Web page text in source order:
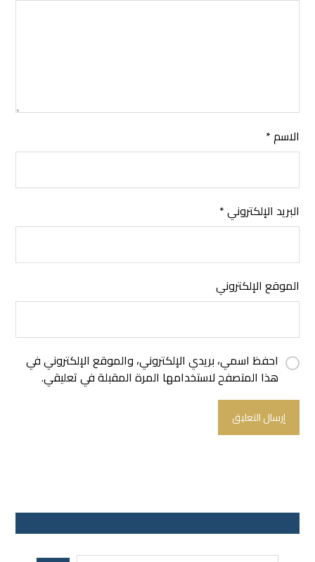
الاسم*
البريد الإلكتروني*
الموقع الإلكتروني
احفظ اسمي، بريدي الإلكتروني، والموقع الإلكتروني في
هذا المتصفح لاستخدامها المرة المقبلة في تعليقي.